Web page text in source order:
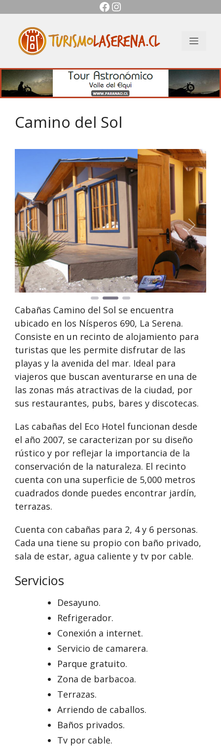
contenido
Facebook
Instagram
Menú
Camino del Sol
Anterior
Cabañas Camino del Sol se encuentra
ubicado en los Nísperos 690, La Serena.
Consiste en un recinto de alojamiento para
turistas que les permite disfrutar de las
playas y la avenida del mar. Ideal para
viajeros que buscan aventurarse en una de
las zonas más atractivas de la ciudad, por
sus restaurantes, pubs, bares y discotecas.
Las cabañas del Eco Hotel funcionan desde
el año 2007, se caracterizan por su diseño
rústico y por reflejar la importancia de la
conservación de la naturaleza. El recinto
cuenta con una superficie de 5,000 metros
cuadrados donde puedes encontrar jardín,
terrazas.
Cuenta con cabañas para 2, 4 y 6 personas.
Cada una tiene su propio con baño privado,
sala de estar, agua caliente y tv por cable.
Servicios
Desayuno.
Refrigerador.
Conexión a internet.
Servicio de camarera.
Parque gratuito.
Zona de barbacoa.
Terrazas.
Arriendo de caballos.
Baños privados.
Tv por cable.